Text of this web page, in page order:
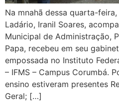
Na mnahã dessa quarta-
Ladário, Iranil Soares,
Municipal de Administração,
Papa, recebeu em seu
empossada no Instituto
– IFMS – Campus Corumbá.
ensino estiveram presentes
Geral; […]